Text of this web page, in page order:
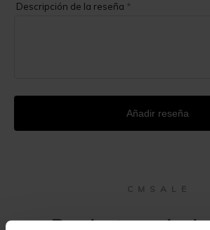
Descripción de la reseña *
Añadir reseña
C M S A L E